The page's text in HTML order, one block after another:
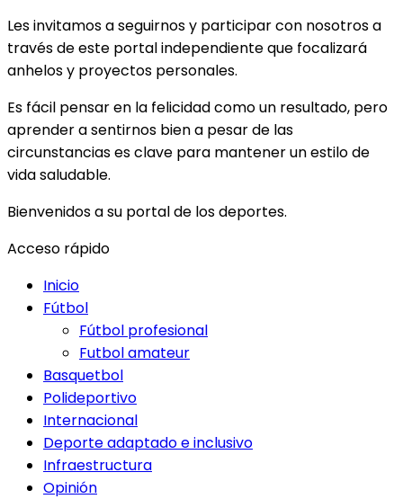
Les invitamos a seguirnos y participar con nosotros a
través de este portal independiente que focalizará
anhelos y proyectos personales.
Es fácil pensar en la felicidad como un resultado, pero
aprender a sentirnos bien a pesar de las
circunstancias es clave para mantener un estilo de
vida saludable.
Bienvenidos a su portal de los deportes.
Acceso rápido
Inicio
Fútbol
Fútbol profesional
Futbol amateur
Basquetbol
Polideportivo
Internacional
Deporte adaptado e inclusivo
Infraestructura
Opinión